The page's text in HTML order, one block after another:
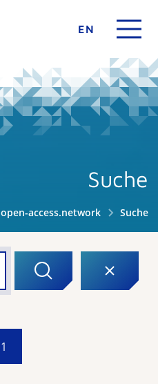
EN
Suche
open-access.network Suche
1